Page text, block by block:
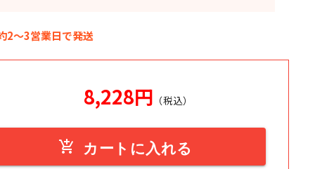
2～3営業日で発送
8,228円 （税込）
add_shopping_cart カートに入れる